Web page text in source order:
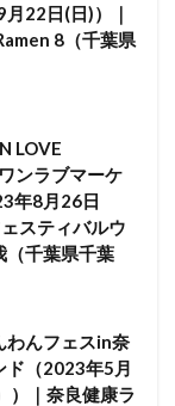
月22日(日)）｜
8（千葉県
LOVE
ンラブマーケ
年8月26日
スティバルウ
（千葉県千葉
わんフェスin奈
ド（2023年5月
）｜奈良健康ラ